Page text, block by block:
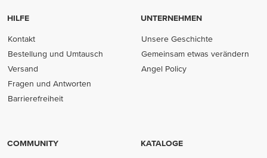
HILFE
Kontakt
Bestellung und Umtausch
Versand
Fragen und Antworten
Barrierefreiheit
UNTERNEHMEN
Unsere Geschichte
Gemeinsam etwas verändern
Angel Policy
COMMUNITY KATALOGE